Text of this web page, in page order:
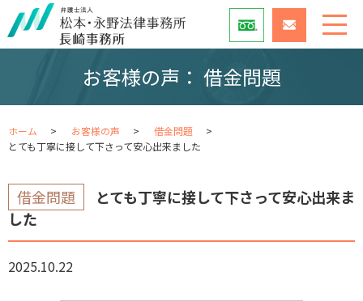
お客様の声： 借金問題
ホーム お客様の声
借金問題
とても丁寧に接して下さって安心出来ました
借金問題
とても丁寧に接して下さって安心出来ま
した
2025.10.22